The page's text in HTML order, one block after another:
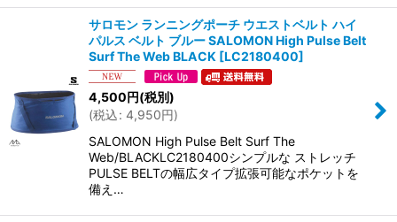
サロモン ランニングポーチ ウエストベルト ハイ
パルス ベルト ブルー SALOMON High Pulse Belt
Surf The Web BLACK [LC2180400]
4,500円(税別)
(税込: 4,950円)
SALOMON High Pulse Belt Surf The
Web/BLACKLC2180400シンプルな ストレッチ
PULSE BELTの幅広タイプ拡張可能なポケットを
備え…